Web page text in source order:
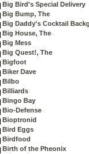
Big Bird's Special Delivery
Big Bump, The
Big Daddy's Cocktail
Big House, The
Big Mess
Big Quest!, The
Bigfoot
Biker Dave
Bilbo
Billiards
Bingo Bay
Bio-Defense
Bioptronid
Bird Eggs
Birdfood
Birth of the Pheonix